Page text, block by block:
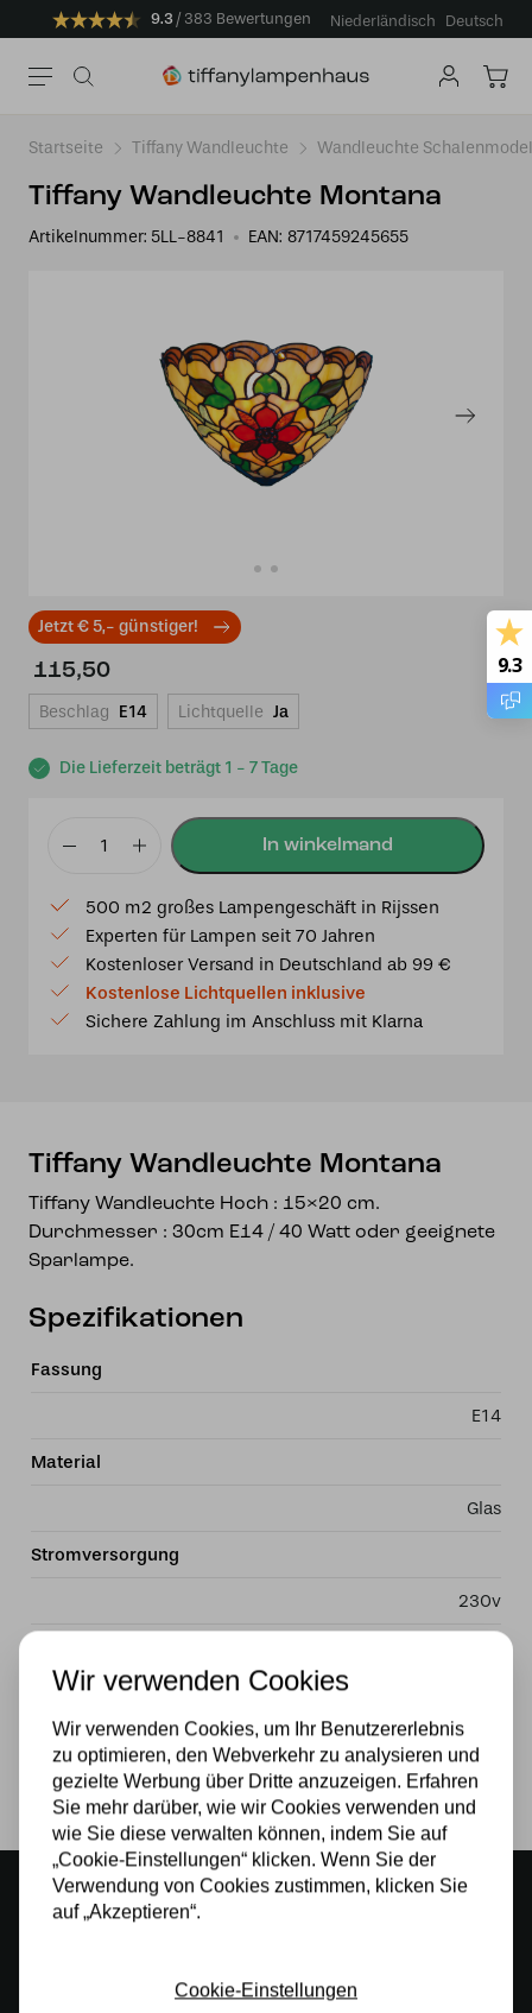
9.3 383 Bewertungen Niederländisch Deutsch
Startseite Tiffany Wandleuchte Wandleuchte
Tiffany Wandleuchte Montana
Artikelnummer: 5LL-8841 EAN: 8717459245655
Jetzt € 5,- günstiger!
Die Lieferzeit beträgt 1 - 7 Tage
115,50
Beschlag E14 Lichtquelle Ja
Tiffany
Montana
Menge
500 m2 großes Lampengeschäft in Rijssen
Experten für Lampen seit 70 Jahren
Kostenloser Versand in Deutschland ab 99 €
Kostenlose Lichtquellen inklusive
Sichere Zahlung im Anschluss mit Klarna
Tiffany Wandleuchte Montana
Tiffany Wandleuchte Hoch : 15×20 cm.
Durchmesser : 30cm E14 / 40 Watt oder geeignete
Sparlampe.
Spezifikationen
Fassung
E14
Material
Glas
Stromversorgung
230v
Lichtquelle
Stimmungsvoller Showroom
500 m2 großes Lampengeschäft in Rijssen
Kostenloser Versand in Deutschland ab 99 €
9.3
Wir verwenden Cookies
Wir verwenden Cookies, um Ihr Benutzererlebnis
zu optimieren, den Webverkehr zu analysieren und
gezielte Werbung über Dritte anzuzeigen. Erfahren
Sie mehr darüber, wie wir Cookies verwenden und
wie Sie diese verwalten können, indem Sie auf
„Cookie-Einstellungen“ klicken. Wenn Sie der
Verwendung von Cookies zustimmen, klicken Sie
auf „Akzeptieren“.
Cookie-Einstellungen